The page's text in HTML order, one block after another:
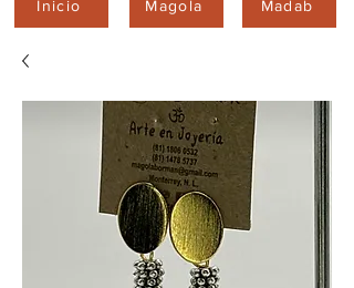
Inicio Magola Madab